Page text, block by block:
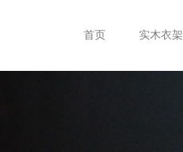
首页 实木衣架